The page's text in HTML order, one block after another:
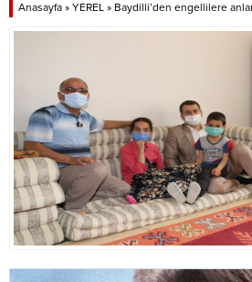
Anasayfa » YEREL » Baydilli’den engellilere